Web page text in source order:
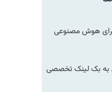
هوش مصنوعی
بک لینک تخصصی